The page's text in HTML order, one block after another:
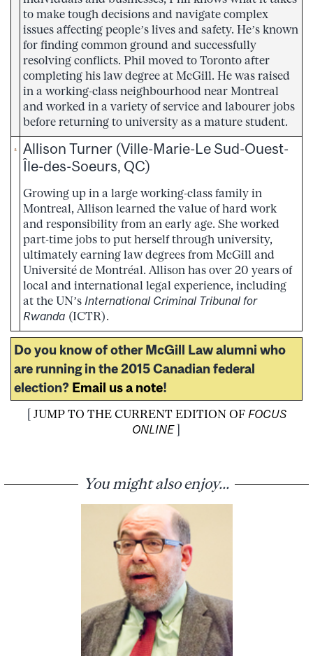
to make tough decisions and navigate complex
issues affecting people’s lives and safety. He’s known
for finding common ground and successfully
resolving conflicts. Phil moved to Toronto after
completing his law degree at McGill. He was raised
in a working-class neighbourhood near Montreal
and worked in a variety of service and labourer jobs
before returning to university as a mature student.
Allison Turner (Ville-Marie-Le Sud-Ouest-
Île-des-Soeurs, QC)
Growing up in a large working-class family in
Montreal, Allison learned the value of hard work
and responsibility from an early age. She worked
part-time jobs to put herself through university,
ultimately earning law degrees from McGill and
Université de Montréal. Allison has over 20 years of
local and international legal experience, including
at the UN’s International Criminal Tribunal for
Rwanda (ICTR).
Do you know of other McGill Law alumni who
are running in the 2015 Canadian federal
election? Email us a note!
[ JUMP TO THE CURRENT EDITION OF FOCUS
ONLINE]
You might also enjoy...